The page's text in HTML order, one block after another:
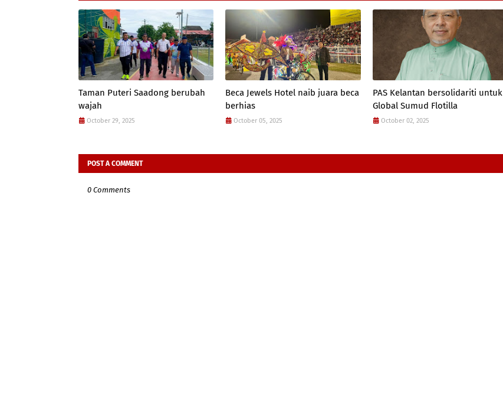
Taman Puteri Saadong berubah
wajah
October 29, 2025
Beca Jewels Hotel naib juara beca
berhias
October 05, 2025
PAS Kelantan bersolidariti untuk
Global Sumud Flotilla
October 02, 2025
POST A COMMENT
0 Comments